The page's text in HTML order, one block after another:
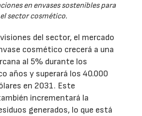
en envases sostenibles para
el sector cosmético.
del sector, el mercado
cosmético crecerá a una
al 5% durante los
años y superará los 40.000
en 2031. Este
incrementará la
generados, lo que está